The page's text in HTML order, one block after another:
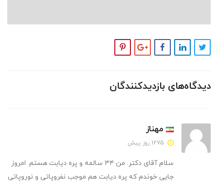
دیدگاه‌های بازدیدکنندگان
مهناز
سلام آقای دکتر. من ۳۴ سالمه و پره دیابت هستم. امروز
جایی خوندم که پره دیابت هم موجب نفروپاتی و نوروپاتی